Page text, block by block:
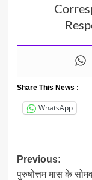
Share This News :
WhatsApp
Post
Previous:
पुरुषोत्तम मास के